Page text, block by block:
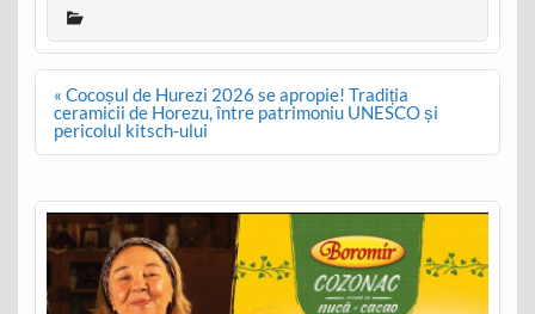
Post
navigation
« Cocoșul de Hurezi 2026 se apropie! Tradiția
ceramicii de Horezu, între patrimoniu UNESCO și
pericolul kitsch-ului